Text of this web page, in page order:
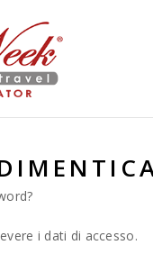
i dati di accesso.